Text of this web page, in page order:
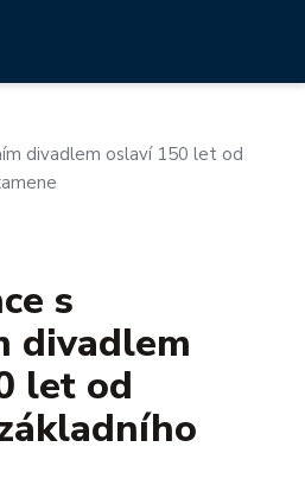
divadlem oslaví 150 let od
s
divadlem
let od